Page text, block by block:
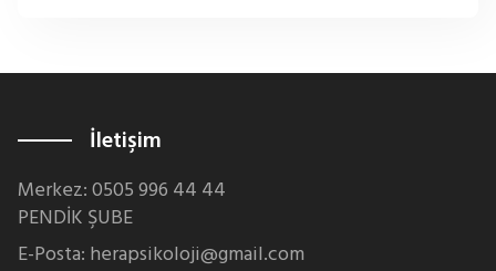
İletişim
Merkez: 0505 996 44 44
PENDİK ŞUBE
E-Posta: herapsikoloji@gmail.com